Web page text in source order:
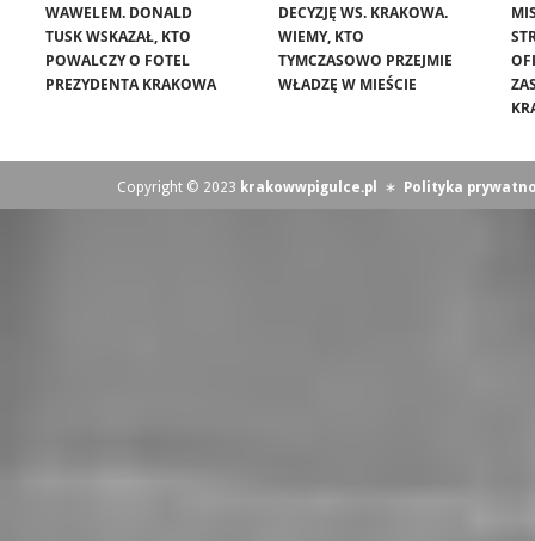
WAWELEM. DONALD
TUSK WSKAZAŁ, KTO
POWALCZY O FOTEL
PREZYDENTA KRAKOWA
DECYZJĘ WS. KRAKOWA.
WIEMY, KTO
TYMCZASOWO PRZEJMIE
WŁADZĘ W MIEŚCIE
Copyright © 2023 krakowwpigulce.pl ∗ Polityka